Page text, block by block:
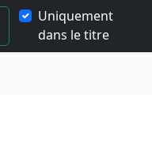
Uniquement
dans le titre